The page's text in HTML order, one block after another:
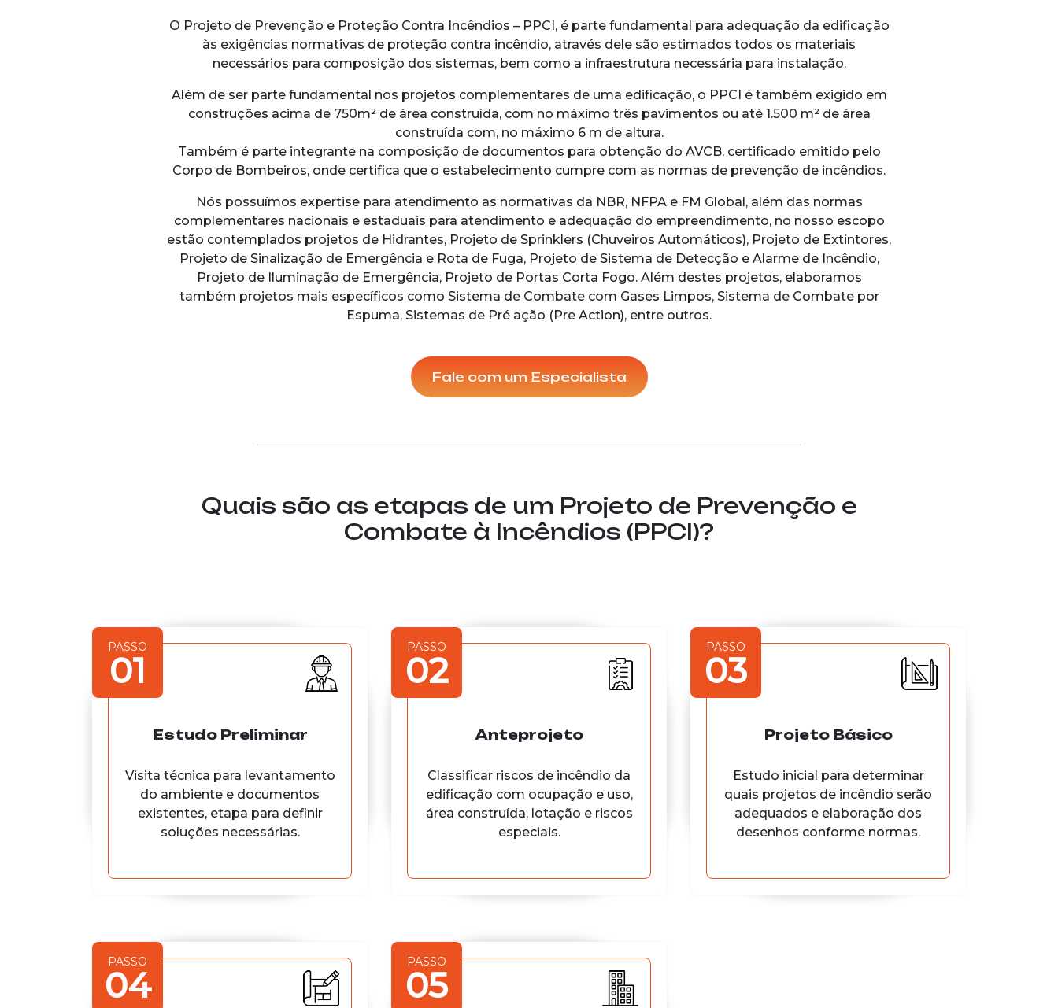
O Projeto de Prevenção e Proteção Contra Incêndios – PPCI, é parte fundamental para adequação da edificação
às exigências normativas de proteção contra incêndio, através dele são estimados todos os materiais
necessários para composição dos sistemas, bem como a infraestrutura necessária para instalação.
Além de ser parte fundamental nos projetos complementares de uma edificação, o PPCI é também exigido em
construções acima de 750m² de área construída, com no máximo três pavimentos ou até 1.500 m² de área
construída com, no máximo 6 m de altura.
Também é parte integrante na composição de documentos para obtenção do AVCB, certificado emitido pelo
Corpo de Bombeiros, onde certifica que o estabelecimento cumpre com as normas de prevenção de incêndios.
Nós possuímos expertise para atendimento as normativas da NBR, NFPA e FM Global, além das normas
complementares nacionais e estaduais para atendimento e adequação do empreendimento, no nosso escopo
estão contemplados projetos de Hidrantes, Projeto de Sprinklers (Chuveiros Automáticos), Projeto de Extintores,
Projeto de Sinalização de Emergência e Rota de Fuga, Projeto de Sistema de Detecção e Alarme de Incêndio,
Projeto de Iluminação de Emergência, Projeto de Portas Corta Fogo. Além destes projetos, elaboramos
também projetos mais específicos como Sistema de Combate com Gases Limpos, Sistema de Combate por
Espuma, Sistemas de Pré ação (Pre Action), entre outros.
Fale com um Especialista
Quais são as etapas de um Projeto de Prevenção e
Combate à Incêndios (PPCI)?
PASSO
01
Estudo Preliminar
Visita técnica para levantamento
do ambiente e documentos
existentes, etapa para definir
soluções necessárias.
PASSO
02
Anteprojeto
Classificar riscos de incêndio da
edificação com ocupação e uso,
área construída, lotação e riscos
especiais.
PASSO
03
Projeto Básico
Estudo inicial para determinar
quais projetos de incêndio serão
adequados e elaboração dos
desenhos conforme normas.
PASSO
04
PASSO
05